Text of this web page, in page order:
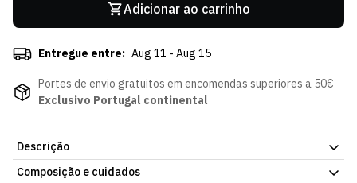
Adicionar ao carrinho
Entregue entre: Aug 11 - Aug 15
Portes de envio gratuitos em encomendas superiores a 50€
Exclusivo Portugal continental
Descrição
Calções Stromp 24/25, peça oficial da Loja Verde Online. Cintura
Composição e cuidados